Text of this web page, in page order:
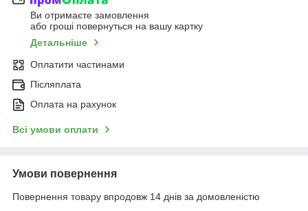
Ви отримаєте замовлення
або гроші повернуться на вашу картку
Детальніше
Оплатити частинами
Післяплата
Оплата на рахунок
Всі умови оплати
Умови повернення
Повернення товару впродовж 14 днів за домовленістю